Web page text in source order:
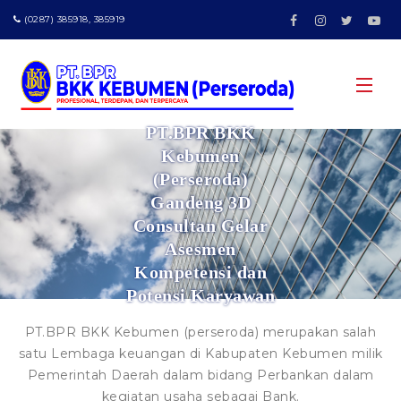
(0287) 385918, 385919
PROFIL
Sejarah
Visi - Misi
Prestasi
PRODUK
Simpanan
Tamades Plus
Tamades Harapan
Kredit Modal Kerja
Kredit Pegawai
LAPORAN
Laporan Tahunan
Laporan Tata Kelola
Warta Berita
Formulir Simpanan
PENGADUAN NASABAH
Sistem Pengaduan Nasabah
PT.BPR BKK
Kebumen
(Perseroda)
Gandeng 3D
Consultan Gelar
Asesmen
Kompetensi dan
Potensi Karyawan
PT.BPR BKK Kebumen (perseroda) merupakan salah
satu Lembaga keuangan di Kabupaten Kebumen milik
Pemerintah Daerah dalam bidang Perbankan dalam
kegiatan usaha sebagai Bank.